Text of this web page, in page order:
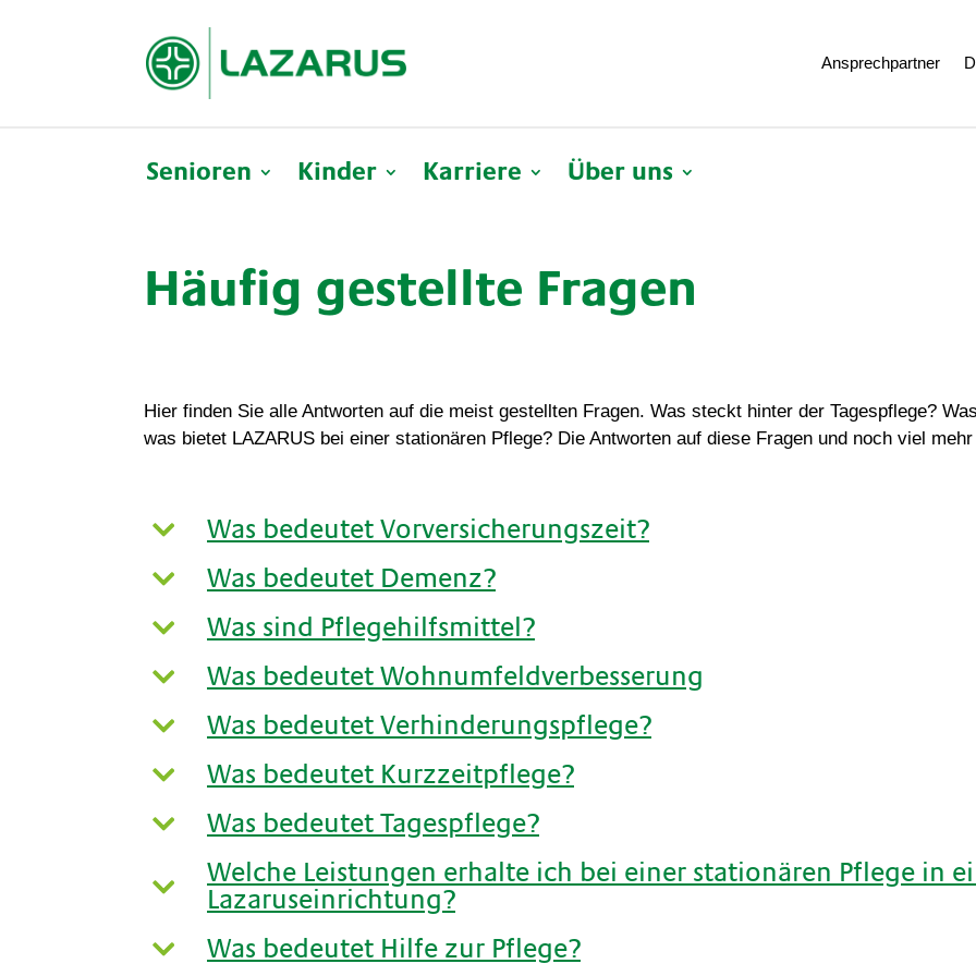
Ansprechpartner
Senioren Kinder Karriere Über uns
Häufig gestellte Fragen
Hier finden Sie alle Antworten auf die meist gestellten Fragen. Was steckt hinter der Tagespflege?
was bietet LAZARUS bei einer stationären Pflege? Die Antworten auf diese Fragen und noch viel
Was bedeutet Vorversicherungszeit?
Was bedeutet Demenz?
Was sind Pflegehilfsmittel?
Was bedeutet Wohnumfeldverbesserung
Was bedeutet Verhinderungspflege?
Was bedeutet Kurzzeitpflege?
Was bedeutet Tagespflege?
Welche Leistungen erhalte ich bei einer stationären Pflege in
Lazaruseinrichtung?
Was bedeutet Hilfe zur Pflege?